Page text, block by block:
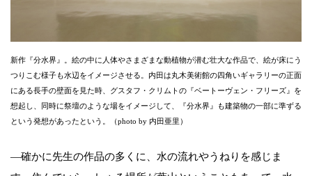
新作『分水界』。絵の中に人体やさまざまな動植物が潜む壮大な作品で、絵が床にう
つりこむ様子も水辺をイメージさせる。内田は丸木美術館の四角いギャラリーの正面
にある長手の壁面を見た時、グスタフ・クリムトの『ベートーヴェン・フリーズ』を
想起し、同時に祭壇のような場をイメージして、『分水界』も建築物の一部に準ずる
という発想があったという。（photo by 内田亜里）
―確かに先生の作品の多くに、水の流れやうねりを感じま